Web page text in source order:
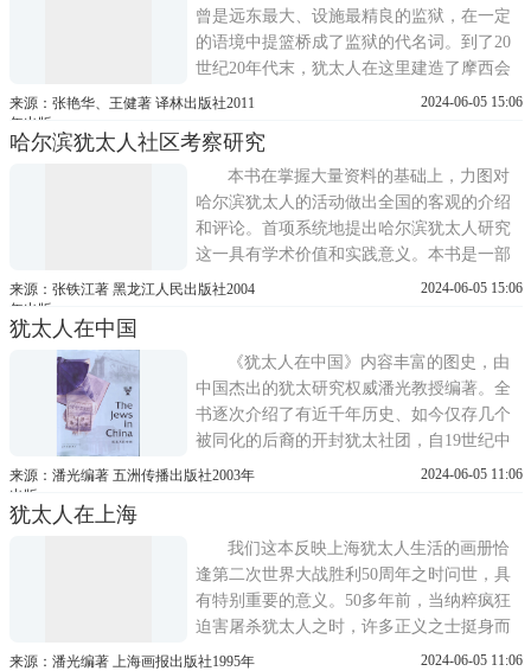
加了中国人民的反法西斯斗争
曾是远东最大、设施最精良的监狱，在一定
的语境中提篮桥成了监狱的代名词。到了20
世纪20年代末，犹太人在这里建造了摩西会
堂，后来又由于欧洲的战乱和虐犹，大量逃
难的诺亚方舟，聚集了大量精英人物，给这
里赋予了特殊的文化价值，为上海增添了许
多别样的色彩，提篮桥于是有
来源：张艳华、王健著 译林出版社2011
年出版
2024-06-05 15:06
哈尔滨犹太人社区考察研究
本书在掌握大量资料的基础上，力图对
哈尔滨犹太人的活动做出全国的客观的介绍
和评论。首项系统地提出哈尔滨犹太人研究
这一具有学术价值和实践意义。本书是一部
专门研究哈尔滨犹太人历史文化的文集。收
尔滨所进行的政治、经济和文化活动，以及
对哈尔滨的城市建设与
来源：张铁江著 黑龙江人民出版社2004
年出版
2024-06-05 15:06
犹太人在中国
《犹太人在中国》内容丰富的图史，由
中国杰出的犹太研究权威潘光教授编著。全
书逐次介绍了有近千年历史、如今仅存几个
被同化的后裔的开封犹太社团，自19世纪中
叶定居香港和上海的几百名来自巴格达的犹
世纪三四十年代为逃避纳粹大屠杀而来到当
时惟一避难地上海的几万犹太难民
来源：潘光编著 五洲传播出版社2003年
出版
2024-06-05 11:06
犹太人在上海
我们这本反映上海犹太人生活的画册恰
逢第二次世界大战胜利50周年之时问世，具
有特别重要的意义。50多年前，当纳粹疯狂
迫害屠杀犹太人之时，许多正义之士挺身而
出救助犹太难民。瑞典外交官瓦伦堡以颁发
来源：潘光编著 上海画报出版社1995年
2024-06-05 11:06